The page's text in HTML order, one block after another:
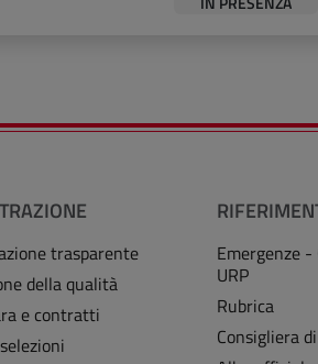
trasparente
della qualità
e contratti
Emergenze
URP
Rubrica
Consigliera